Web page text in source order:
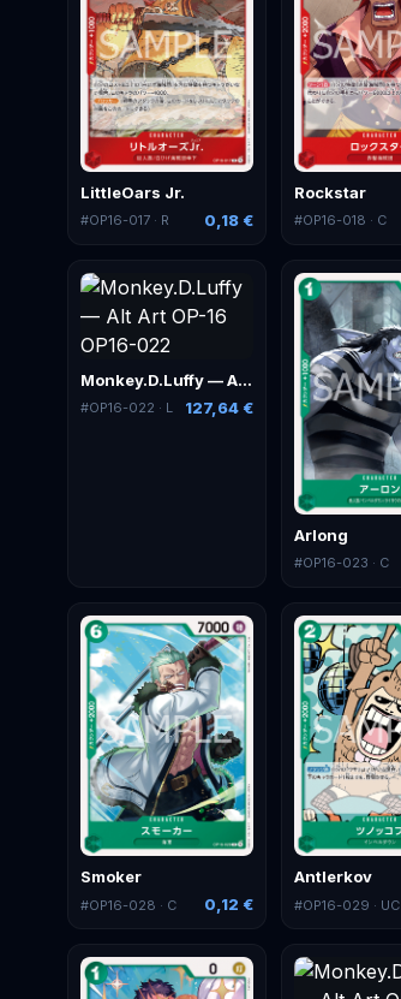
LittleOars Jr.
#OP16-017 · R 0,18 €
Rockstar
#OP16-018 · C
Monkey.D.Luffy — Alt Art
#OP16-022 · L 127,64 €
Arlong
#OP16-023 · C
Smoker
#OP16-028 · C 0,12 €
Antlerkov
#OP16-029 · UC